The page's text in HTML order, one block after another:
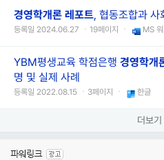
경영학개론 레포트, 협동조합과 사
등록일 2024.06.27 ㆍ19페이지 ㆍ MS
YBM평생교육 학점은행 경영학개
명 및 실제 사례
등록일 2022.08.15 ㆍ3페이지 ㆍ 한글
더보기